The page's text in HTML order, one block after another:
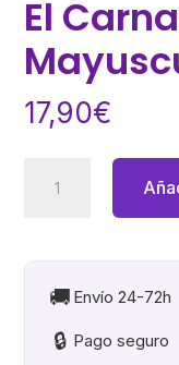
El
17,90€
CARLOS
.
con
🚚 Envío 24-72h
🔒 Pago seguro